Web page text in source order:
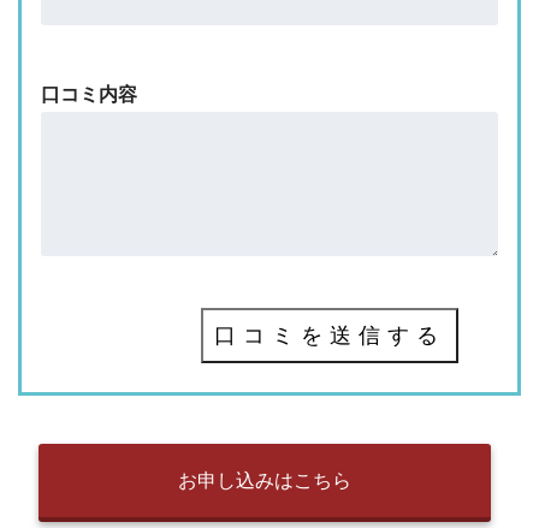
口コミ内容
口コミを送信する
お申し込みはこちら